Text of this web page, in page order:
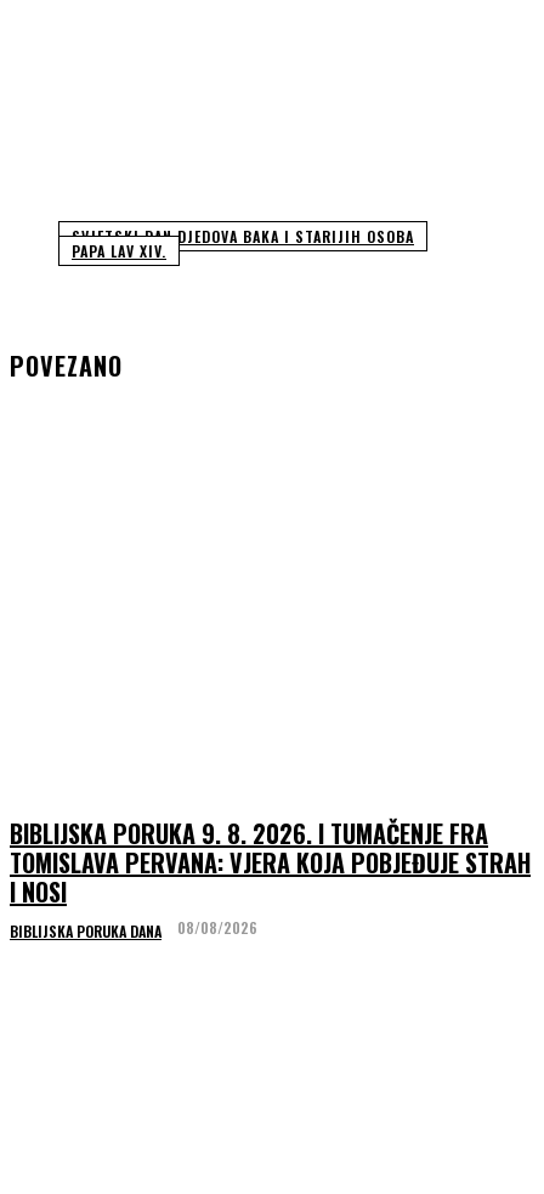
SVJETSKI DAN DJEDOVA BAKA I STARIJIH OSOBA
PAPA LAV XIV.
POVEZANO
BIBLIJSKA PORUKA 9. 8. 2026. I TUMAČENJE FRA
TOMISLAVA PERVANA: VJERA KOJA POBJEĐUJE STRAH
I NOSI
BIBLIJSKA PORUKA DANA 08/08/2026